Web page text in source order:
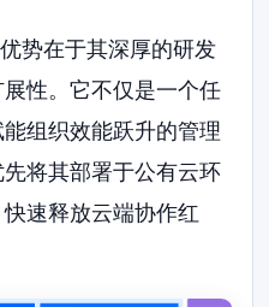
势在于其深厚的研发
性。它不仅是一个任
组织效能跃升的管理
将其部署于公有云环
速释放云端协作红